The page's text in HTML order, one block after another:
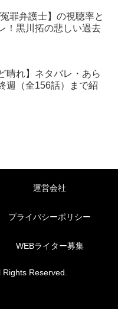
罪弁護士】の視聴率と
！黒川拓の悲しい過去
晴れ】ネタバレ・あら
週（全156話）まで紹
運営会社
プライバシーポリシー
WEBライター募集
Reserved.